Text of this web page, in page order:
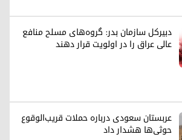
دبیرکل سازمان بدر: گروه‌های مسلح منافع
عالی عراق را در اولویت قرار دهند
عربستان سعودی درباره حملات قریب‌الوقوع
حوثی‌ها هشدار داد